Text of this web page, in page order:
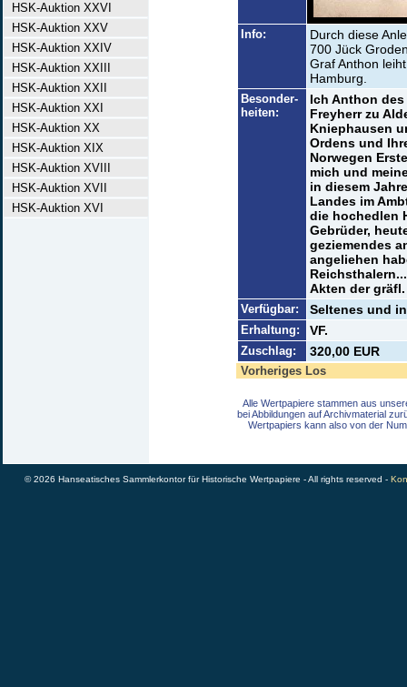
HSK-Auktion XXVI
HSK-Auktion XXV
HSK-Auktion XXIV
HSK-Auktion XXIII
HSK-Auktion XXII
HSK-Auktion XXI
HSK-Auktion XX
HSK-Auktion XIX
HSK-Auktion XVIII
HSK-Auktion XVII
HSK-Auktion XVI
Info:
Durch diese
700 Jück
Graf Anthon
Hamburg.
Besonder-
heiten:
Ich Anthon
Freyherr zu
Kniephausen
Ordens und
Norwegen
mich und
in diesem
Landes im
die hochedlen
Gebrüder,
geziemendes
angeliehen
Akten der gräfl.
Verfügbar: Seltenes und
Erhaltung: VF.
Zuschlag: 320,00 EUR
Vorheriges Los
Alle Wertpapiere stammen aus
bei Abbildungen auf Archivmaterial
Wertpapiers kann also von der
© 2026 Hanseatisches Sammlerkontor für Historische Wertpapiere - All rights reserved -